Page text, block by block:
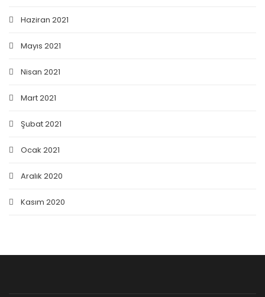
Haziran 2021
Mayıs 2021
Nisan 2021
Mart 2021
Şubat 2021
Ocak 2021
Aralık 2020
Kasım 2020